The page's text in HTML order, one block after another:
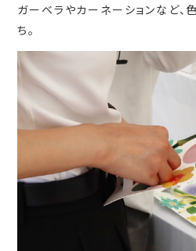
ガーベラやカーネーションなど、
ち。